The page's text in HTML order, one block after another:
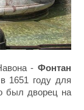
- Фонтан
1651 году для
был дворец на